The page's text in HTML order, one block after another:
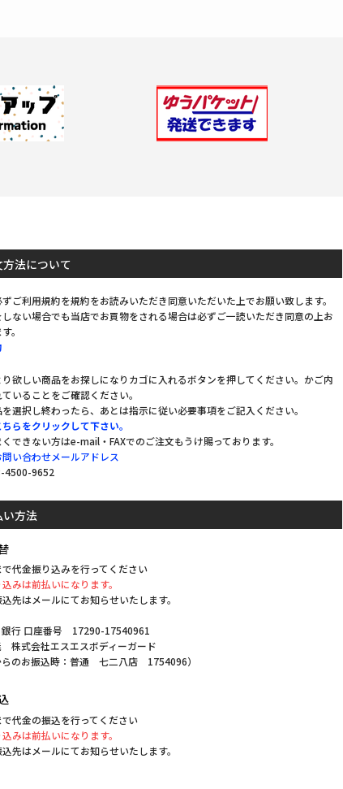
方法について
ご利用規約を規約をお読みいただき同意いただいた上でお願い致します。
ない場合でも当店でお買物をされる場合は必ずご一読いただき同意の上お
。
欲しい商品をお探しになりカゴに入れるボタンを押してください。かご内
いることをご確認ください。
選択し終わったら、あとは指示に従い必要事項をご記入ください。
らをクリックして下さい。
できない方はe-mail・FAXでのご注文もうけ賜っております。
問い合わせメールアドレス
9652
い方法
代金振り込みを行ってください
みは前払いになります。
先はメールにてお知らせいたします。
銀行 口座番号 17290-17540961
株式会社エスエスボディーガード
らのお振込時：普通 七二八店 1754096）
代金の振込を行ってください
みは前払いになります。
先はメールにてお知らせいたします。